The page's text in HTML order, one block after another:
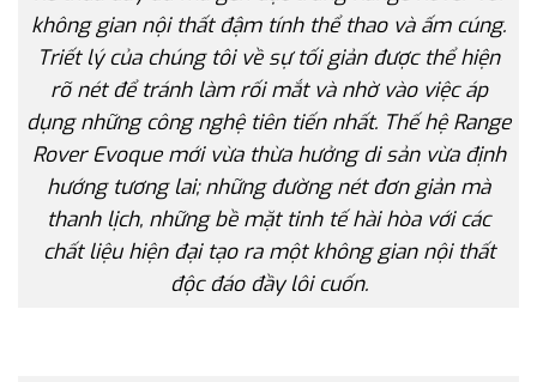
không gian nội thất đậm tính thể thao và ấm cúng.
Triết lý của chúng tôi về sự tối giản được thể hiện
rõ nét để tránh làm rối mắt và nhờ vào việc áp
dụng những công nghệ tiên tiến nhất. Thế hệ Range
Rover Evoque mới vừa thừa hưởng di sản vừa định
hướng tương lai; những đường nét đơn giản mà
thanh lịch, những bề mặt tinh tế hài hòa với các
chất liệu hiện đại tạo ra một không gian nội thất
độc đáo đầy lôi cuốn.